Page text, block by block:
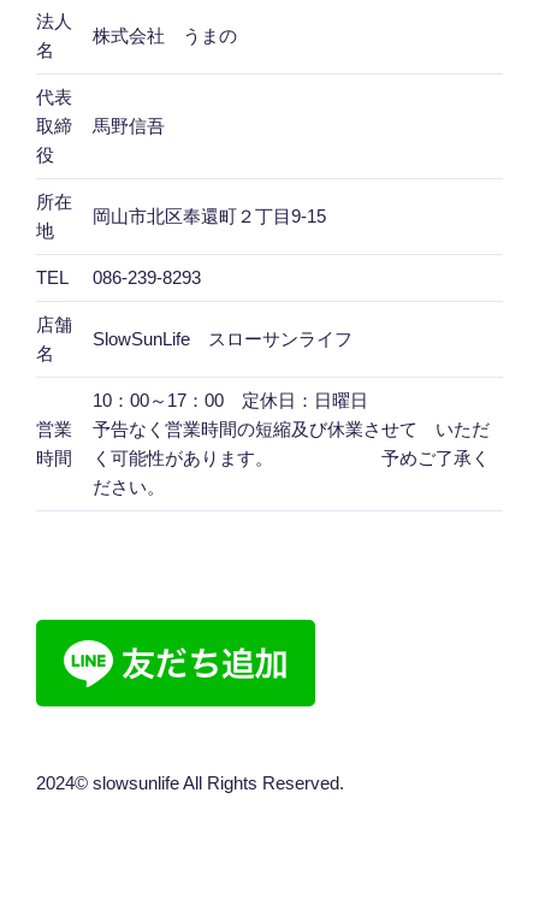
宿
店）"
の
法人
名
株式会社 うまの
代表
取締
役
馬野信吾
所在
地
岡山市北区奉還町２丁目9-15
TEL 086-239-8293
店舗
名
SlowSunLife スローサンライフ
営業
時間
10：00～17：00 定休日：日曜日
予告なく営業時間の短縮及び休業させて いただ
く可能性があります。 予めご了承く
ださい。
2024© slowsunlife All Rights Reserved.